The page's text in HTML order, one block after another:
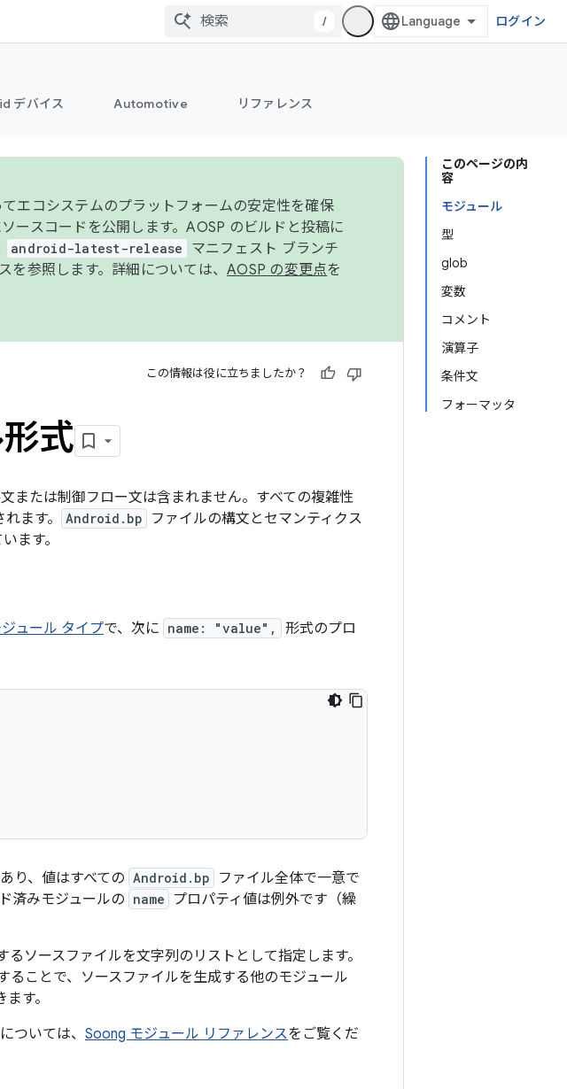
/ ログイン
デバイス Automotive リファレンス
このページの内
容
モジュール
型
glob
変数
コメント
演算子
条件文
フォーマッタ
エコシステムのプラットフォームの安定性を確保
ースコードを公開します。AOSP のビルドと投稿に
android-latest-release
マニフェスト ブランチ
参照します。詳細については、 AOSP の変更点を
この情報は役に立ちましたか？
式
または制御フロー文は含まれません。すべての複雑性
ます。
Android.bp
ファイルの構文とセマンティクス
ます。
ジュール タイプで、次に name: "value",
形式のプロ
り、値はすべての Android.bp
ファイル全体で一意で
済みモジュールの name
プロパティ値は例外です（繰
ソースファイルを文字列のリストとして指定します。
ることで、ソースファイルを生成する他のモジュール
す。
ついては、 Soong モジュール リファレンスをご覧くだ